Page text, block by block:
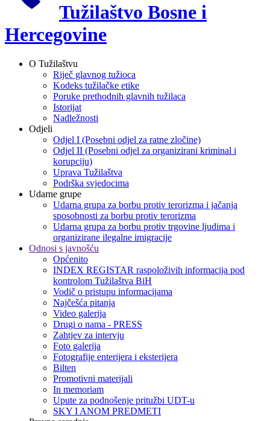
Tužilaštvo Bosne i
Hercegovine
O Tužilaštvu
Riječ glavnog tužioca
Kodeks tužilačke etike
Poruke prethodnih glavnih tužilaca
Istorijat
Nadležnosti
Odjeli
Odjel I (Posebni odjel za ratne zločine)
Odjel II (Posebni odjel za organizirani kriminal i
korupciju)
Uprava Tužilaštva
Podrška svjedocima
Udarne grupe
Udarna grupa za borbu protiv terorizma i jačanja
sposobnosti za borbu protiv terorizma
Udarna grupa za borbu protiv trgovine ljudima i
organizirane ilegalne imigracije
Odnosi s javnošću
Općenito
INDEX REGISTAR raspoloživih informacija pod
kontrolom Tužilaštva BiH
Vodič o pristupu informacijama
Najčešća pitanja
Video galerija
Drugi o nama - PRESS
Zahtjev za intervju
Foto galerija
Fotografije enterijera i eksterijera
Bilten
Promotivni materijali
In memoriam
Upute za podnošenje pritužbi UDT-u
SKY I ANOM PREDMETI